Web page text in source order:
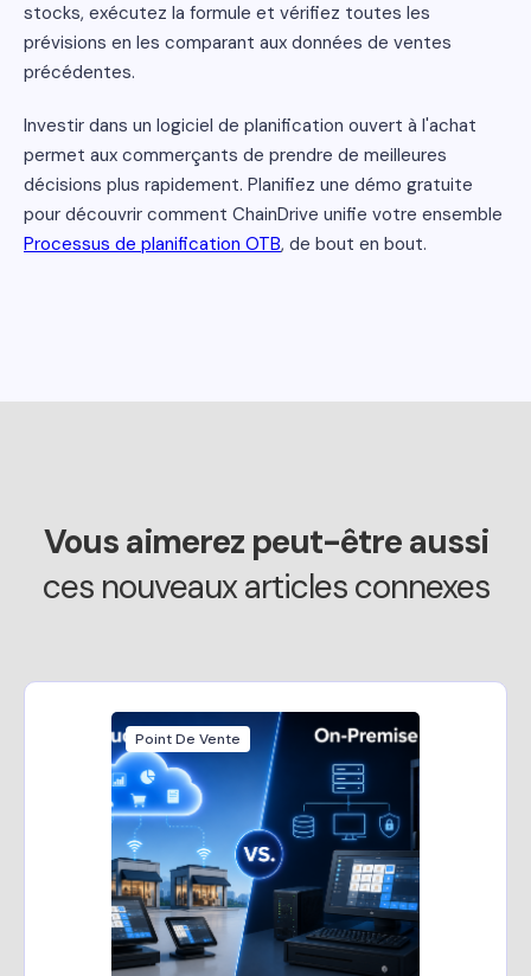
stocks, exécutez la formule et vérifiez toutes les
prévisions en les comparant aux données de ventes
précédentes.
Investir dans un logiciel de planification ouvert à l'achat
permet aux commerçants de prendre de meilleures
décisions plus rapidement. Planifiez une démo gratuite
pour découvrir comment ChainDrive unifie votre ensemble
Processus de planification OTB, de bout en bout.
Vous aimerez peut-être aussi
ces nouveaux articles connexes
Point De Vente